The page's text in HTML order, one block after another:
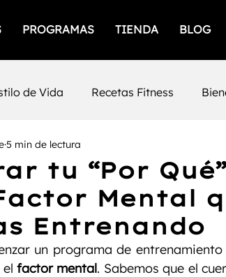
PROGRAMAS TIENDA BLOG
de Vida Recetas Fitness
Saludables
Salud gimnasios San Luis
Cafeina Timing Nutrición
tu “Por
Mental
Entrenando
5 min de lectura
un programa de
el factor mental. Sabemos que el